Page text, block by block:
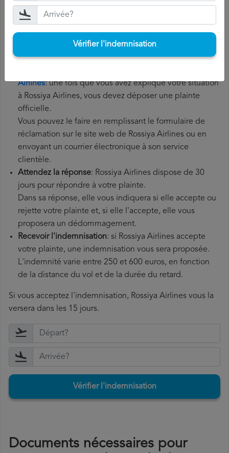
l'aéroport de destination. Il est également recommandé
de conserver tous les documents relatifs au vol, tels que
la carte d'embarquement, le billet et les reçus des frais
supplémentaires que vous avez éventuellement dû
payer.
Airlines: une fois que vous avez expliqué votre situation
à Rossiya Airlines, vous devez déposer une plainte
officielle.
Vous pouvez le faire en remplissant le formulaire de
réclamation sur le site web de Rossiya Airlines ou en
envoyant un courrier électronique à son service
clientèle.
Attendez la réponse: Rossiya Airlines dispose de 30
jours pour répondre à votre plainte.
Dans sa réponse, elle vous indiquera si elle accepte ou
rejette votre plainte et, si elle l'accepte, elle vous
proposera un dédommagement.
Recevoir l'indemnisation: si Rossiya Airlines accepte
votre plainte, une indemnisation vous sera proposée.
L'indemnité varie entre 250 et 600 euros, en fonction
de la distance du vol et de la durée du retard.
Si vous acceptez l'indemnisation, Rossiya Airlines vous la
versera dans les 15 jours.
Vérifier l'indemnisation
Documents nécessaires pour
Vérifier l'indemnisation